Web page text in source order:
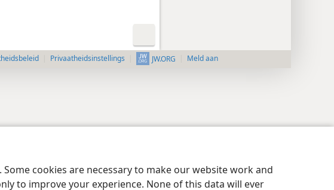
cookies are necessary to make our website work and
to improve your experience. None of this data will ever
Privaatheidsinstellings JW.ORG Meld aan